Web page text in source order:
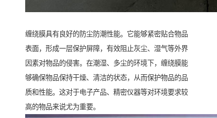
缠绕膜具有良好的防尘防潮性能。它能够紧密贴合物品
表面，形成一层保护屏障，有效阻止灰尘、湿气等外界
因素对物品的侵害。在潮湿、多尘的环境下，缠绕膜能
够确保物品保持干燥、清洁的状态，从而保护物品的品
质和性能。这对于电子产品、精密仪器等对环境要求较
高的物品来说尤为重要。